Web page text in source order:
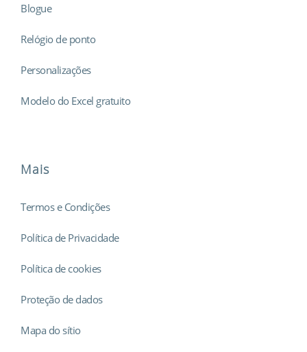
Blogue
Relógio de ponto
Personalizações
Modelo do Excel gratuito
Mais
Termos e Condições
Política de Privacidade
Política de cookies
Proteção de dados
Mapa do sítio